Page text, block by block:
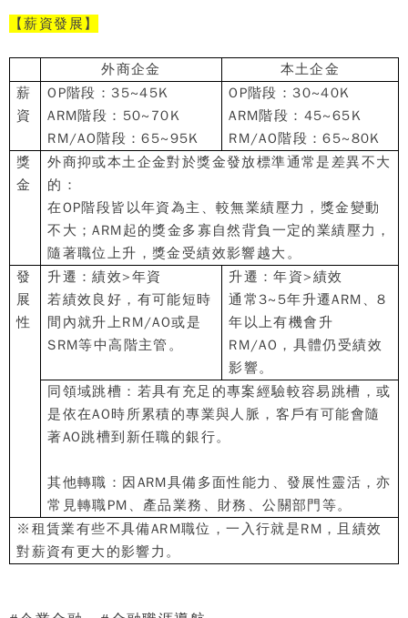
【薪資發展 】
外商企金
本土企金
薪
資
OP階段：35~45K
ARM階段： 50~70K
RM/AO階段：65~95K
OP階段：30~40K
ARM階段： 45~65K
RM/AO階段：65~80K
獎
金
外商抑或本土企金對於獎金發放標準通常是差異不大
的：
在OP階段皆以年資為主 、較無業績壓力，獎金變動
不大；ARM起的獎金多寡自然背負一定的業績壓力，
隨著職位上升，獎金受績效影響越大。
發
展
性
升遷：績效>年資
若績效良好，有可能短時
間內就升上RM/AO或是
SRM等中高階主管。
升遷：年資>績效
通常3~5年升遷ARM 、8
年以上有機會升
RM/AO ，具體仍受績效
影響。
同領域跳槽：若具有充足的專案經驗較容易跳槽，或
是依在AO時所累積的專業與人脈，客戶有可能會隨
著AO跳槽到新任職的銀行。
其他轉職：因ARM具備多面性能力、發展性靈活，亦
常見轉職PM 、產品業務、財務、公關部門等。
※租賃業有些不具備ARM職位，一入行就是RM ，且績效
對薪資有更大的影響力。